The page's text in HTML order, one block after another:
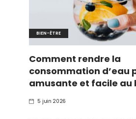
BIEN-ÊTRE
Comment rendre la
consommation d’eau
amusante et facile au
5 juin 2026